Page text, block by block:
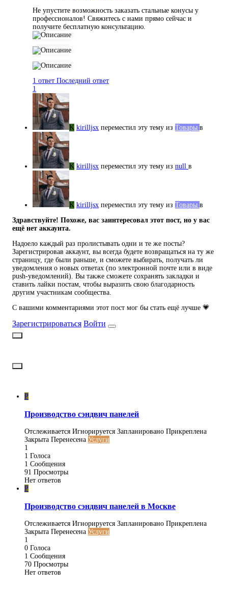
Не упустите возможность заказать стальные конусы у
профессионалов! Свяжитесь с нами прямо сейчас и
получите бесплатную консультацию.
1 ответ Последний ответ
1
K kirilljsx переместил эту тему из Товары в
K kirilljsx переместил эту тему из null в
K kirilljsx переместил эту тему из Товары в
Здравствуйте! Похоже, вас заинтересовал этот пост, но у вас
ещё нет аккаунта.
Надоело каждый раз пролистывать одни и те же посты?
Зарегистрировав аккаунт, вы всегда будете возвращаться на ту же
страницу, где были раньше, и сможете выбирать, получать ли
уведомления о новых ответах (по электронной почте или в виде
push-уведомлений). Вы также сможете сохранять закладки и
ставить лайки постам, чтобы выразить свою благодарность
другим участникам сообщества.
С вашими комментариями этот пост мог бы стать ещё лучше 💗
Зарегистрироваться Войти
P
Производство сэндвич панелей
Отслеживается Игнорируется Запланировано Прикреплена
Закрыта Перенесена Услуги
1
1 Голоса
1 Сообщения
91 Просмотры
Нет ответов
P
Производство сэндвич панелей в Москве
Отслеживается Игнорируется Запланировано Прикреплена
Закрыта Перенесена Услуги
1
0 Голоса
1 Сообщения
70 Просмотры
Нет ответов